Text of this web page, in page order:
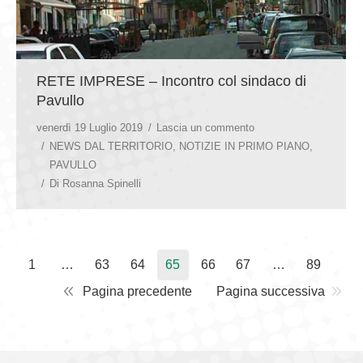
RETE IMPRESE – Incontro col sindaco di
Pavullo
venerdì 19 Luglio 2019
Lascia un commento
NEWS DAL TERRITORIO NOTIZIE IN PRIMO PIANO
PAVULLO
Di Rosanna Spinelli
1 … 63 64 65 66 67 …
89
Pagina precedente
Pagina successiva